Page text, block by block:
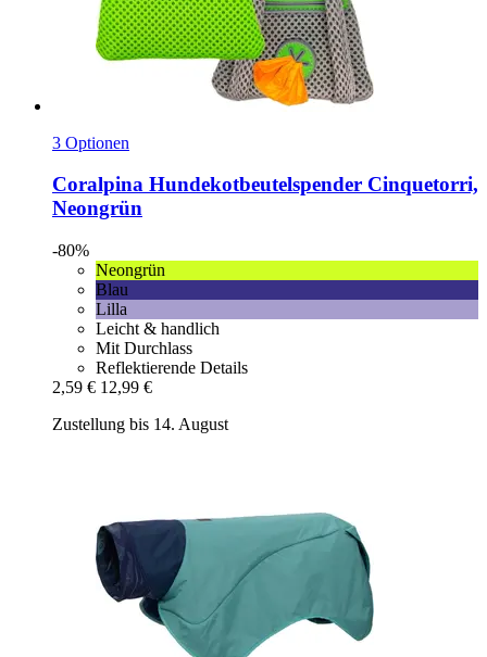
3 Optionen
Coralpina Hundekotbeutelspender Cinquetorri,
Neongrün
-80%
Neongrün
Blau
Lilla
Leicht & handlich
Mit Durchlass
Reflektierende Details
2,59 € 12,99 €
Zustellung bis 14. August